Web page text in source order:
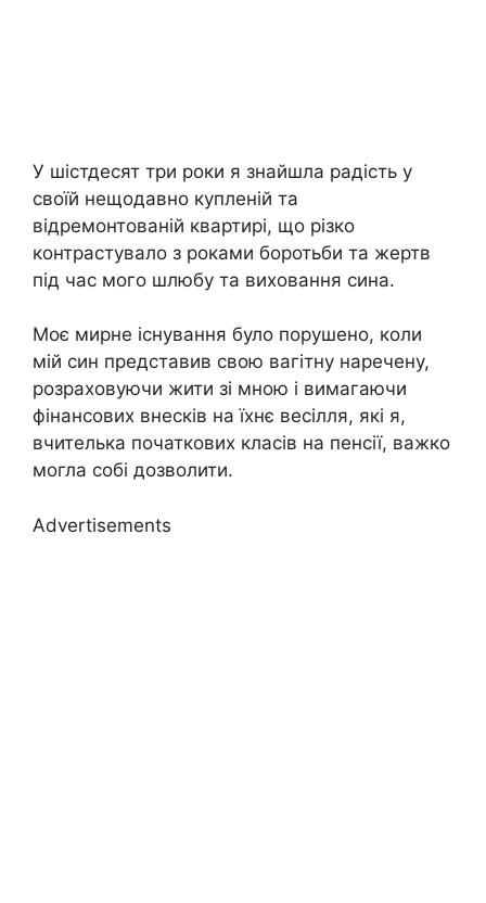
У шістдесят три роки я знайшла радість у
своїй нещодавно купленій та
відремонтованій квартирі, що різко
контрастувало з роками боротьби та жертв
під час мого шлюбу та виховання сина.
Моє мирне існування було порушено, коли
мій син представив свою вагітну наречену,
розраховуючи жити зі мною і вимагаючи
фінансових внесків на їхнє весілля, які я,
вчителька початкових класів на пенсії, важко
могла собі дозволити.
Advertisements